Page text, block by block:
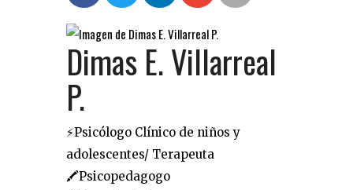
Dimas E. Villarreal
P.
⚡️Psicólogo Clínico de niños y
adolescentes/ Terapeuta
🖍Psicopedagogo